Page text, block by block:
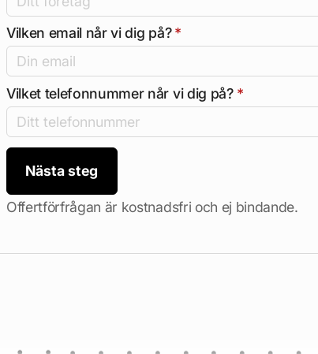
Vilken email når vi dig på? *
Vilket telefonnummer når vi dig på? *
Nästa steg
Offertförfrågan är kostnadsfri och ej bindande.